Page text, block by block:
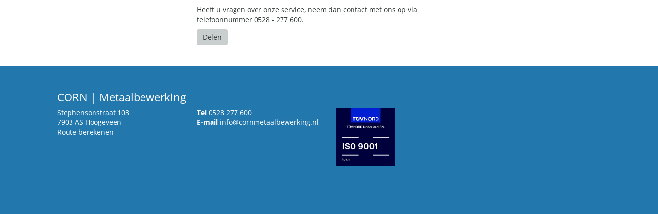
Heeft u vragen over onze service, neem dan contact met ons op via
telefoonnummer 0528 - 277 600.
Delen
CORN | Metaalbewerking
Stephensonstraat 103
7903 AS Hoogeveen
Route berekenen
Tel 0528 277 600
E-mail info@cornmetaalbewerking.nl